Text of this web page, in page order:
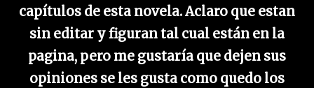
capítulos de esta novela. Aclaro que estan
sin editar y figuran tal cual están en la
pagina, pero me gustaría que dejen sus
opiniones se les gusta como quedo los